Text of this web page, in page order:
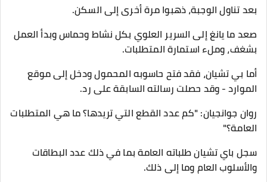
بعد تناول الوجبة، ذهبوا مرة أخرى إلى السكن.
صعد ما يانغ إلى السرير العلوي بكل نشاط وحماس وبدأ العمل
بشغف، وملء استمارة المتطلبات.
أما بي تشيان، فقد فتح حاسوبه المحمول ودخل إلى موقع
الموارد - وقد حصلت رسالته السابقة على رد.
روان جوانجيان: "كم عدد القطع التي تريدها؟ ما هي المتطلبات
العامة؟"
سجل باي تشيان طلباته العامة بما في ذلك عدد البطاقات
والأسلوب العام وما إلى ذلك.